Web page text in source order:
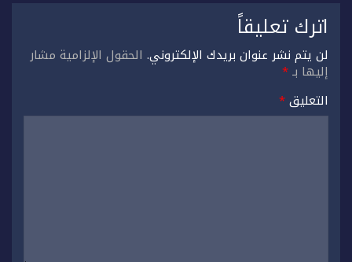
اترك تعليقاً
لن يتم نشر عنوان بريدك الإلكتروني. الحقول الإلزامية مشار
إليها بـ*
التعليق*